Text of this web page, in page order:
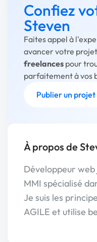
Confiez
Steven
Faites appel à
avancer votre
freelances pour
parfaitement à vos
Publier un projet
À propos de
Développeur
MMI spécialisé
Je suis les
AGILE et utilise